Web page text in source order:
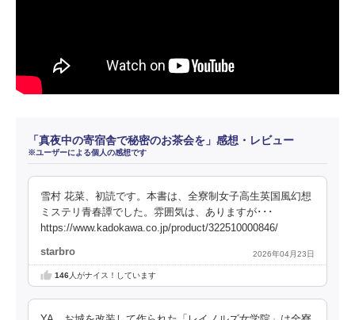
「真夜中の寄宿舎で秘密のお茶会を」感想・レビュー
※ユーザーによる個人の感想です
雪村 花菜、初読です。本書は、全寮制女子高生英国風幻想
ミステリ青春譚でした。雰囲気は、ありますが･･･
https://www.kadokawa.co.jp/product/322510000846/
starbro 2026年04月23日
146人がナイス！しています